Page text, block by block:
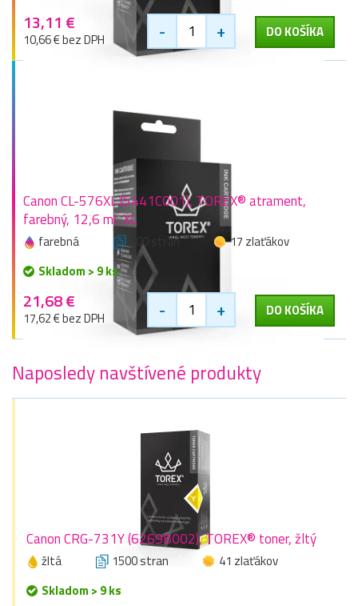
13,11 €
10,66 € bez DPH - + DO KOŠÍKA
Canon CL-576XL (5441C001), TOREX® atrament,
farebný, 12,6 ml, XL
farebná 300 stran
17 zlaťákov
Skladom > 9 ks
21,68 €
17,62 € bez DPH - + DO KOŠÍKA
Naposledy navštívené produkty
Canon CRG-731Y (6269B002), TOREX® toner, žltý
žltá 1500 stran
41 zlaťákov
Skladom > 9 ks